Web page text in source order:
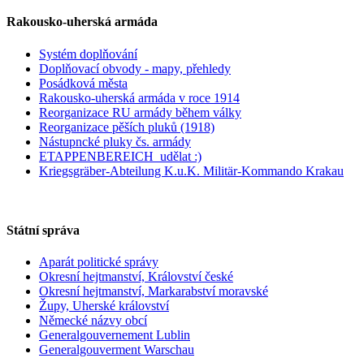
Rakousko-uherská armáda
Systém doplňování
Doplňovací obvody - mapy, přehledy
Posádková města
Rakousko-uherská armáda v roce 1914
Reorganizace RU armády během války
Reorganizace pěších pluků (1918)
Nástupncké pluky čs. armády
ETAPPENBEREICH_udělat :)
Kriegsgräber-Abteilung K.u.K. Militär-Kommando Krakau
Státní správa
Aparát politické správy
Okresní hejtmanství, Království české
Okresní hejtmanství, Markarabství moravské
Župy, Uherské království
Německé názvy obcí
Generalgouvernement Lublin
Generalgouverment Warschau